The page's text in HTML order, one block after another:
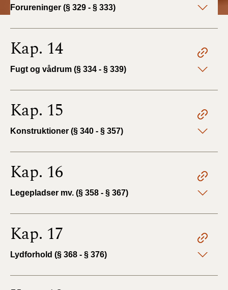
Forureninger (§ 329 - § 333)
Kap. 14
Fugt og vådrum (§ 334 - § 339)
Kap. 15
Konstruktioner (§ 340 - § 357)
Kap. 16
Legepladser mv. (§ 358 - § 367)
Kap. 17
Lydforhold (§ 368 - § 376)